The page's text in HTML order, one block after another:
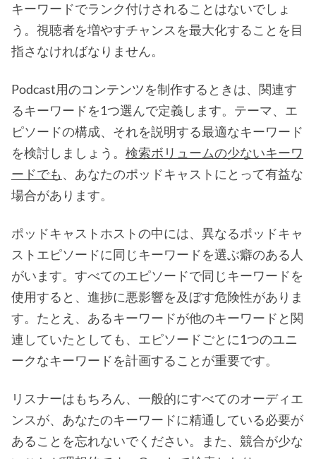
キーワードでランク付けされることはないでしょ
う。視聴者を増やすチャンスを最大化することを目
指さなければなりません。
Podcast用のコンテンツを制作するときは、関連す
るキーワードを1つ選んで定義します。テーマ、エ
ピソードの構成、それを説明する最適なキーワード
を検討しましょう。 検索ボリュームの少ないキーワ
ードでも 、あなたのポッドキャストにとって有益な
場合があります。
ポッドキャストホストの中には、異なるポッドキャ
ストエピソードに同じキーワードを選ぶ癖のある人
がいます。すべてのエピソードで同じキーワードを
使用すると、進捗に悪影響を及ぼす危険性がありま
す。たとえ、あるキーワードが他のキーワードと関
連していたとしても、エピソードごとに1つのユニ
ークなキーワードを計画することが重要です。
リスナーはもちろん、一般的にすべてのオーディエ
ンスが、あなたのキーワードに精通している必要が
あることを忘れないでください。また、競合が少な